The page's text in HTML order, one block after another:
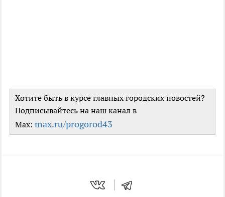
Хотите быть в курсе главных городских новостей?
Подписывайтесь на наш канал в
Max: max.ru/progorod43